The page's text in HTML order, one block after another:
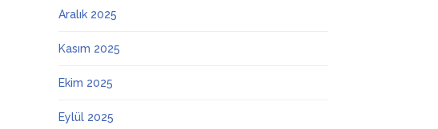
Aralık 2025
Kasım 2025
Ekim 2025
Eylül 2025